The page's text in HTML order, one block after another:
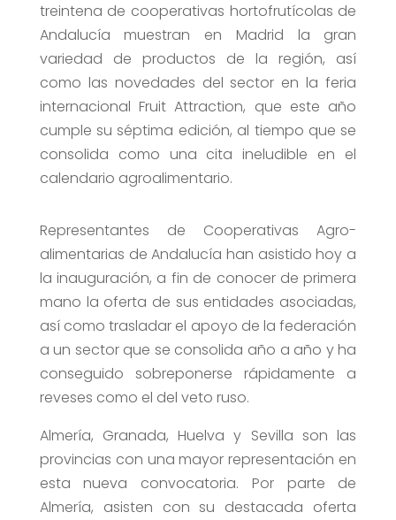
treintena de cooperativas hortofrutícolas de
Andalucía muestran en Madrid la gran
variedad de productos de la región, así
como las novedades del sector en la feria
internacional Fruit Attraction, que este año
cumple su séptima edición, al tiempo que se
consolida como una cita ineludible en el
calendario agroalimentario.
Representantes de Cooperativas Agro-
alimentarias de Andalucía han asistido hoy a
la inauguración, a fin de conocer de primera
mano la oferta de sus entidades asociadas,
así como trasladar el apoyo de la federación
a un sector que se consolida año a año y ha
conseguido sobreponerse rápidamente a
reveses como el del veto ruso.
Almería, Granada, Huelva y Sevilla son las
provincias con una mayor representación en
esta nueva convocatoria. Por parte de
Almería, asisten con su destacada oferta